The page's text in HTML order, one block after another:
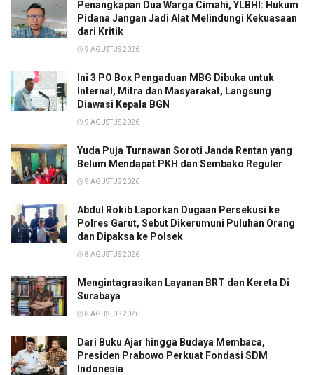
Penangkapan Dua Warga Cimahi, YLBHI: Hukum
Pidana Jangan Jadi Alat Melindungi Kekuasaan
dari Kritik
9 AGUSTUS 2026
Ini 3 PO Box Pengaduan MBG Dibuka untuk
Internal, Mitra dan Masyarakat, Langsung
Diawasi Kepala BGN
9 AGUSTUS 2026
Yuda Puja Turnawan Soroti Janda Rentan yang
Belum Mendapat PKH dan Sembako Reguler
9 AGUSTUS 2026
Abdul Rokib Laporkan Dugaan Persekusi ke
Polres Garut, Sebut Dikerumuni Puluhan Orang
dan Dipaksa ke Polsek
8 AGUSTUS 2026
Mengintagrasikan Layanan BRT dan Kereta Di
Surabaya
8 AGUSTUS 2026
Dari Buku Ajar hingga Budaya Membaca,
Presiden Prabowo Perkuat Fondasi SDM
Indonesia